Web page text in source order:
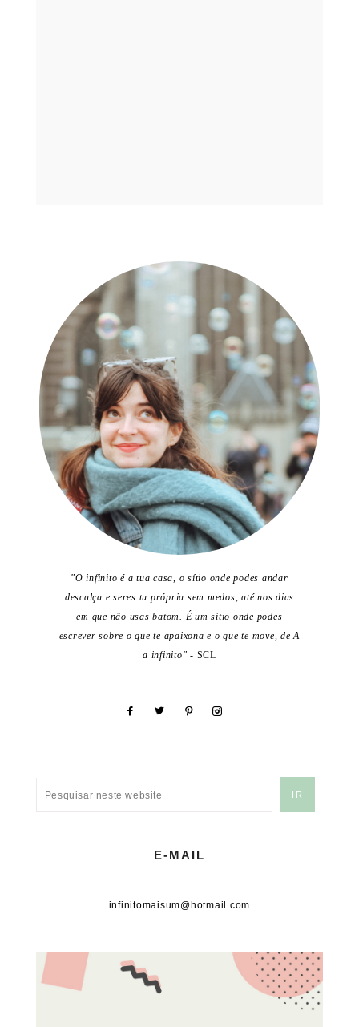
"O infinito é a tua casa, o sítio onde podes andar
descalça e seres tu própria sem medos, até nos dias
em que não usas batom. É um sítio onde podes
escrever sobre o que te apaixona e o que te move, de A
a infinito"- SCL
E-MAIL
infinitomaisum@hotmail.com